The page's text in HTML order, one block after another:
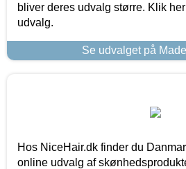
bliver deres udvalg større. Klik
udvalg.
Se udvalget på
Hos NiceHair.dk finder du
online udvalg af